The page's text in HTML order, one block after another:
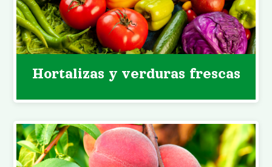
Hortalizas y verduras frescas